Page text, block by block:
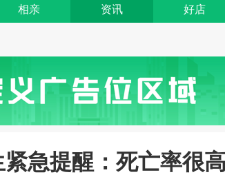
相亲 资讯 好店
急提醒：死亡率很